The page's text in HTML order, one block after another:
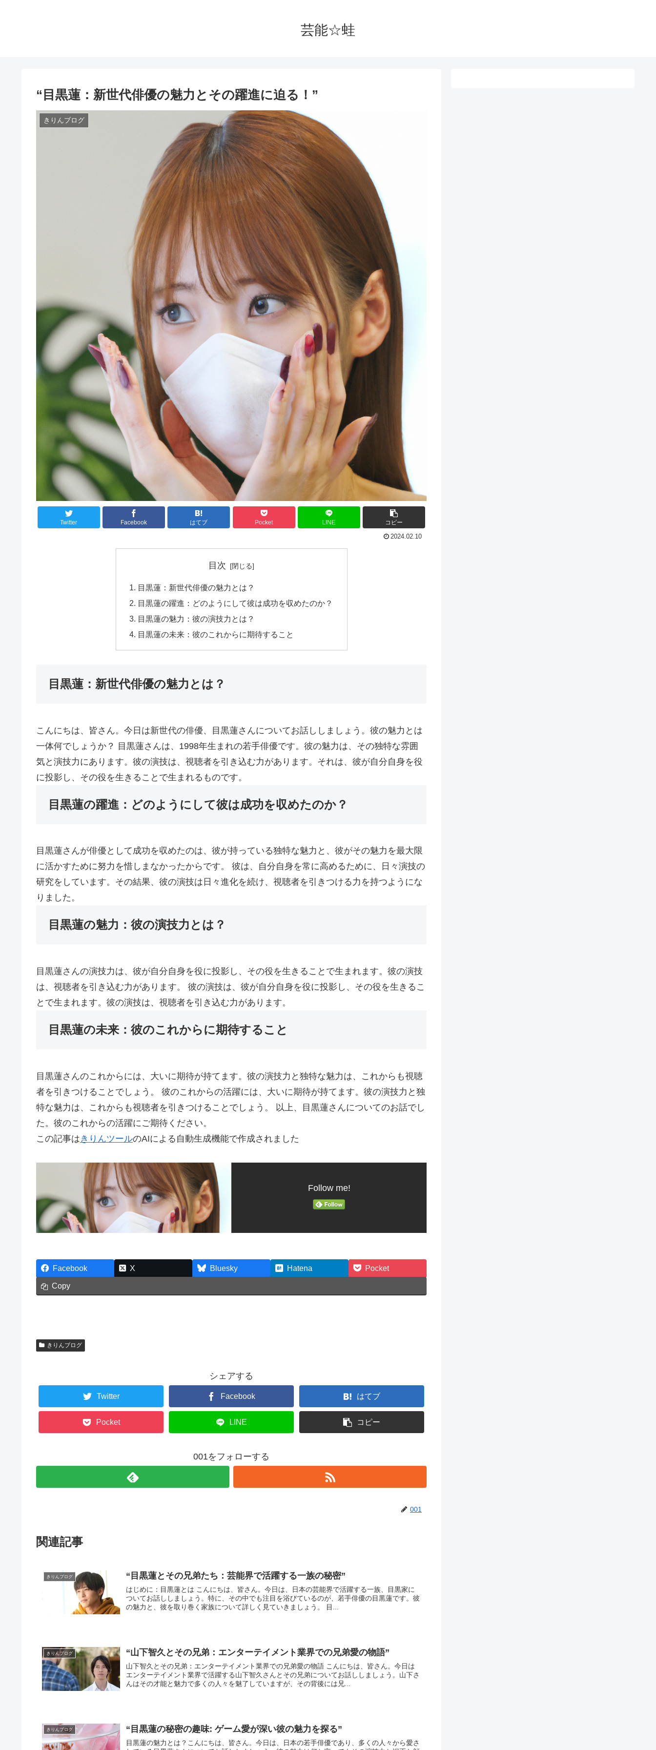
芸能☆蛙
“目黒蓮：新世代俳優の魅力とその躍進に迫る！”
きりんブログ
Twitter Facebook はてブ Pocket LINE コピー
2024.02.10
目次
目黒蓮：新世代俳優の魅力とは？
目黒蓮の躍進：どのようにして彼は成功を収めたのか？
目黒蓮の魅力：彼の演技力とは？
目黒蓮の未来：彼のこれからに期待すること
目黒蓮：新世代俳優の魅力とは？
こんにちは、皆さん。今日は新世代の俳優、目黒蓮さんについてお話ししましょう。彼の魅力とは
一体何でしょうか？ 目黒蓮さんは、1998年生まれの若手俳優です。彼の魅力は、その独特な雰囲
気と演技力にあります。彼の演技は、視聴者を引き込む力があります。それは、彼が自分自身を役
に投影し、その役を生きることで生まれるものです。
目黒蓮の躍進：どのようにして彼は成功を収めたのか？
目黒蓮さんが俳優として成功を収めたのは、彼が持っている独特な魅力と、彼がその魅力を最大限
に活かすために努力を惜しまなかったからです。 彼は、自分自身を常に高めるために、日々演技の
研究をしています。その結果、彼の演技は日々進化を続け、視聴者を引きつける力を持つようにな
りました。
目黒蓮の魅力：彼の演技力とは？
目黒蓮さんの演技力は、彼が自分自身を役に投影し、その役を生きることで生まれます。彼の演技
は、視聴者を引き込む力があります。 彼の演技は、彼が自分自身を役に投影し、その役を生きるこ
とで生まれます。彼の演技は、視聴者を引き込む力があります。
目黒蓮の未来：彼のこれからに期待すること
目黒蓮さんのこれからには、大いに期待が持てます。彼の演技力と独特な魅力は、これからも視聴
者を引きつけることでしょう。 彼のこれからの活躍には、大いに期待が持てます。彼の演技力と独
特な魅力は、これからも視聴者を引きつけることでしょう。 以上、目黒蓮さんについてのお話でし
た。彼のこれからの活躍にご期待ください。
この記事はきりんツールのAIによる自動生成機能で作成されました
Follow me!
Facebook X Bluesky Hatena
Pocket
Copy
きりんブログ
シェアする
Twitter Facebook はてブ
Pocket LINE コピー
001をフォローする
001
関連記事
きりんブログ “目黒蓮とその兄弟たち：芸能界で活躍する一族の秘密”
はじめに：目黒蓮とは こんにちは、皆さん。今日は、日本の芸能界で活躍する一族、目黒家に
ついてお話ししましょう。特に、その中でも注目を浴びているのが、若手俳優の目黒蓮です。彼
の魅力と、彼を取り巻く家族について詳しく見ていきましょう。 目...
きりんブログ “山下智久とその兄弟：エンターテイメント業界での兄弟愛の物語”
山下智久とその兄弟：エンターテイメント業界での兄弟愛の物語 こんにちは、皆さん。今日は
エンターテイメント業界で活躍する山下智久さんとその兄弟についてお話ししましょう。山下さ
んはその才能と魅力で多くの人々を魅了していますが、その背後には兄...
きりんブログ “目黒蓮の秘密の趣味: ゲーム愛が深い彼の魅力を探る”
目黒蓮の魅力とは？こんにちは、皆さん。今日は、日本の若手俳優であり、多くの人々から愛さ